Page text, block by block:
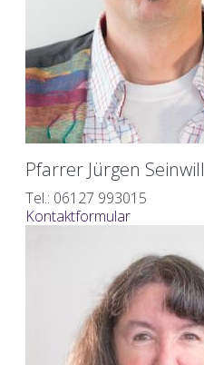
Pfarrer Jürgen Seinwill
Tel.: 06127 993015
Kontaktformular